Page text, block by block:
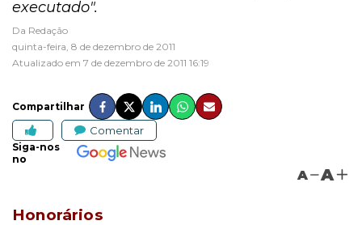
executado".
Da Redação
quinta-feira, 8 de dezembro de 2011
Atualizado em 7 de dezembro de 2011 16:19
Compartilhar
Comentar
Siga-nos
no
A A
Honorários